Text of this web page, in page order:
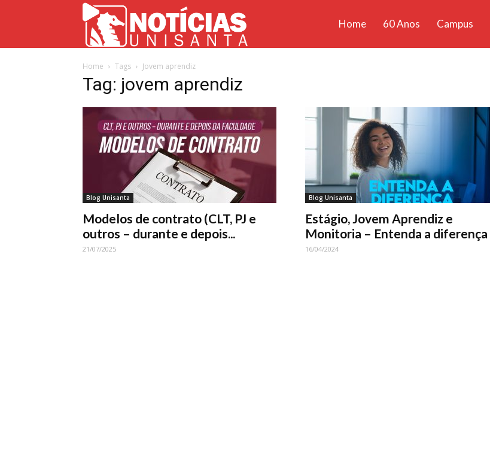
Home 60 Anos Campus
Home Tags Jovem aprendiz
Tag: jovem aprendiz
Blog Unisanta
Modelos de contrato (CLT, PJ e
outros – durante e depois...
21/07/2025
Blog Unisanta
Estágio, Jovem Aprendiz e
Monitoria – Entenda a diferença
16/04/2024